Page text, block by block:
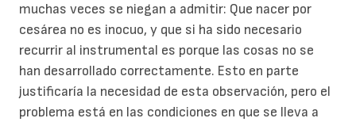
muchas veces se niegan a admitir: Que nacer por
cesárea no es inocuo, y que si ha sido necesario
recurrir al instrumental es porque las cosas no se
han desarrollado correctamente. Esto en parte
justificaría la necesidad de esta observación, pero el
problema está en las condiciones en que se lleva a